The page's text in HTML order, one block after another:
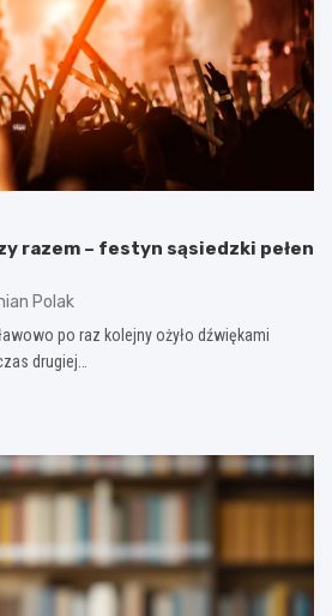
razem – festyn sąsiedzki pełen
Polak
po raz kolejny ożyło dźwiękami
drugiej…